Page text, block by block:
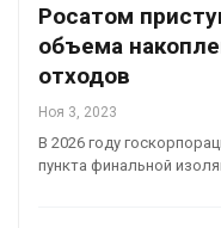
Росатом
объема
отходов
Ноя 3, 2023
В 2026 году
пункта финальной